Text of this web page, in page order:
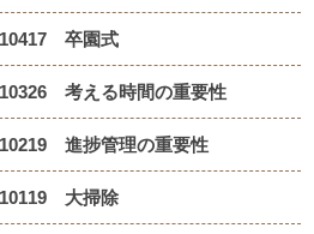
卒園式
考える時間の重要性
進捗管理の重要性
大掃除